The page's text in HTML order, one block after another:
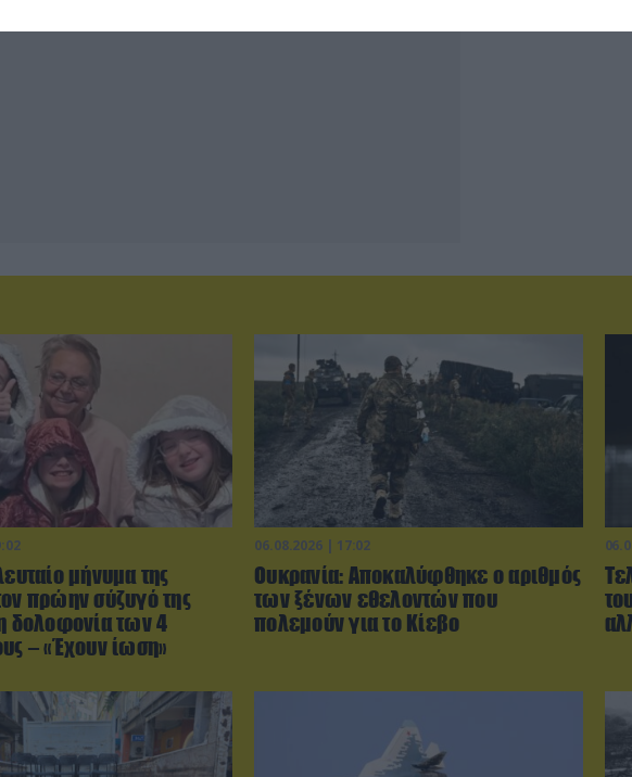
μήνυμα της
πρώην σύζυγό της
δολοφονία των 4
– «Έχουν ίωση»
06.08.2026 | 17:02
Ουκρανία: Αποκαλύφθηκε ο αριθμός
των ξένων εθελοντών που
πολεμούν για το Κίεβο